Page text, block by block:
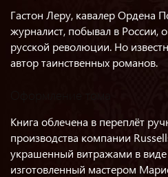
Гастон Леру, кавалер Ордена
журналист, побывал в России,
русской революции. Но
автор таинственных романов.
Книга облечена в переплёт
производства компании
украшенный витражами в
изготовленный мастером